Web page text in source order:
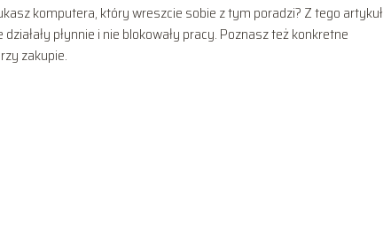
komputera, który wreszcie sobie z tym poradzi? Z tego
płynnie i nie blokowały pracy. Poznasz też konkretne
zakupie.